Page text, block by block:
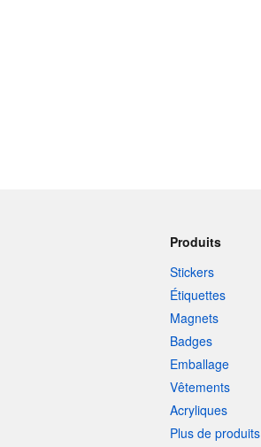
Produits
Stickers
Étiquettes
Magnets
Badges
Emballage
Vêtements
Acryliques
Plus de produits